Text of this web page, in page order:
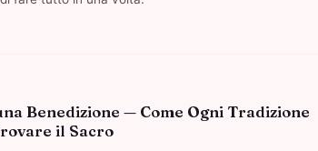
Benedizione — Come Ogni Tradizione
il Sacro